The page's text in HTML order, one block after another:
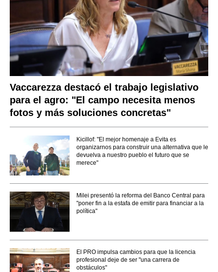
Vaccarezza destacó el trabajo legislativo
para el agro: "El campo necesita menos
fotos y más soluciones concretas"
Kicillof: "El mejor homenaje a Evita es
organizarnos para construir una alternativa que le
devuelva a nuestro pueblo el futuro que se
merece"
Milei presentó la reforma del Banco Central para
"poner fin a la estafa de emitir para financiar a la
política"
El PRO impulsa cambios para que la licencia
profesional deje de ser "una carrera de
obstáculos"